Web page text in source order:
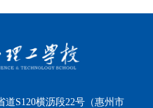
道S120横沥段22号（惠州市